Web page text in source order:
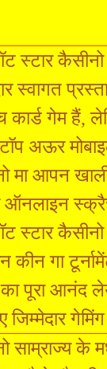
स्टार
स्वागत
कार्ड गेम हैं,
अऊर
मा आपन
स्टार
कीन गा
का पूरा आनंद
जिम्मेदार
साम्राज्य के